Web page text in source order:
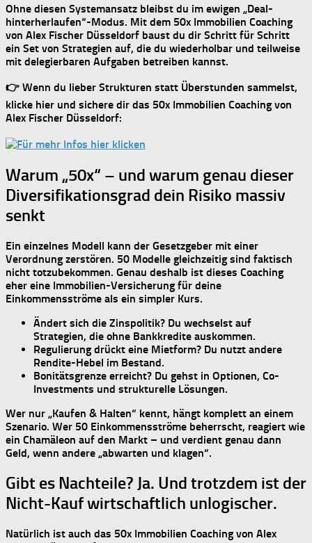
Ohne diesen Systemansatz bleibst du im ewigen „Deal-
hinterherlaufen“-Modus. Mit dem 50x Immobilien Coaching
von Alex Fischer Düsseldorf baust du dir Schritt für Schritt
ein Set von Strategien auf, die du wiederholbar und teilweise
mit delegierbaren Aufgaben betreiben kannst.
👉 Wenn du lieber Strukturen statt Überstunden sammelst,
klicke hier und sichere dir das 50x Immobilien Coaching von
Alex Fischer Düsseldorf:
Warum „50x“ – und warum genau dieser
Diversifikationsgrad dein Risiko massiv
senkt
Ein einzelnes Modell kann der Gesetzgeber mit einer
Verordnung zerstören. 50 Modelle gleichzeitig sind faktisch
nicht totzubekommen. Genau deshalb ist dieses Coaching
eher eine Immobilien-Versicherung für deine
Einkommensströme als ein simpler Kurs.
Ändert sich die Zinspolitik? Du wechselst auf
Strategien, die ohne Bankkredite auskommen.
Regulierung drückt eine Mietform? Du nutzt andere
Rendite-Hebel im Bestand.
Bonitätsgrenze erreicht? Du gehst in Optionen, Co-
Investments und strukturelle Lösungen.
Wer nur „Kaufen & Halten“ kennt, hängt komplett an einem
Szenario. Wer 50 Einkommensströme beherrscht, reagiert wie
ein Chamäleon auf den Markt – und verdient genau dann
Geld, wenn andere „abwarten und klagen“.
Gibt es Nachteile? Ja. Und trotzdem ist der
Nicht-Kauf wirtschaftlich unlogischer.
Natürlich ist auch das 50x Immobilien Coaching von Alex